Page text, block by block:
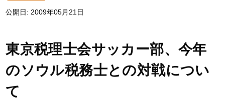
公開日: 2009年05月21日
東京税理士会サッカー部、今年
のソウル税務士との対戦につい
て